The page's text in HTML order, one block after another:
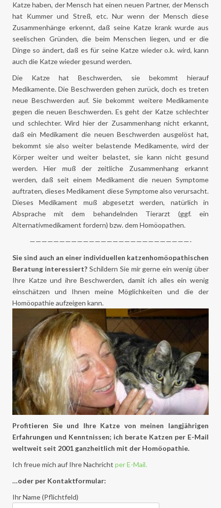
Katze haben, der Mensch hat einen neuen Partner, der Mensch
hat Kummer und Streß, etc. Nur wenn der Mensch diese
Zusammenhänge erkennt, daß seine Katze krank wurde aus
seelischen Gründen, die beim Menschen liegen, und er die
Dinge so ändert, daß es für seine Katze wieder o.k. wird, kann
auch die Katze wieder gesund werden.
Die Katze hat Beschwerden, sie bekommt hierauf
Medikamente. Die Beschwerden gehen zurück, doch es treten
neue Beschwerden auf. Sie bekommt weitere Medikamente
gegen die neuen Beschwerden. Es geht der Katze schlechter
und schlechter. Wird hier der Zusammenhang nicht erkannt,
daß ein Medikament die neuen Beschwerden ausgelöst hat,
bekommt sie also weiter belastende Medikamente, wird der
Körper weiter und weiter belastet, sie kann nicht gesund
werden. Hier muß der zeitliche Zusammenhang erkannt
werden, daß seit einem Medikament die neuen Symptome
auftraten, dieses Medikament diese Symptome also verursacht.
Dieses Medikament muß abgesetzt werden, natürlich in
Absprache mit dem behandelnden Tierarzt (ggf. ein
Alternativmedikament fordern) bzw. dem Homöopathen.
———————————————————————————-
Sie sind auch an einer individuellen katzenhomöopathischen
Beratung interessiert? Schildern Sie mir gerne ein wenig über
Ihre Katze und ihre Beschwerden, damit ich alles ein wenig
einschätzen und Ihnen meine Möglichkeiten und die der
Homöopathie aufzeigen kann.
Profitieren Sie und Ihre Katze von meinen langjährigen
Erfahrungen und Kenntnissen; ich berate Katzen per E-Mail
weltweit seit 2001 ganzheitlich mit der Homöopathie.
Ich freue mich auf Ihre Nachricht per E-Mail.
…oder per Kontaktformular:
Ihr Name (Pflichtfeld)